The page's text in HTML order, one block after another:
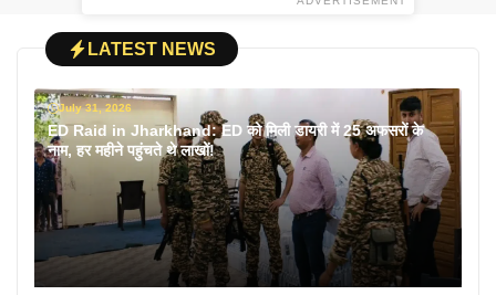
LATEST NEWS
July 31, 2026
ED Raid in Jharkhand: ED को मिली डायरी में 25 अफसरों के
नाम, हर महीने पहुंचते थे लाखों!